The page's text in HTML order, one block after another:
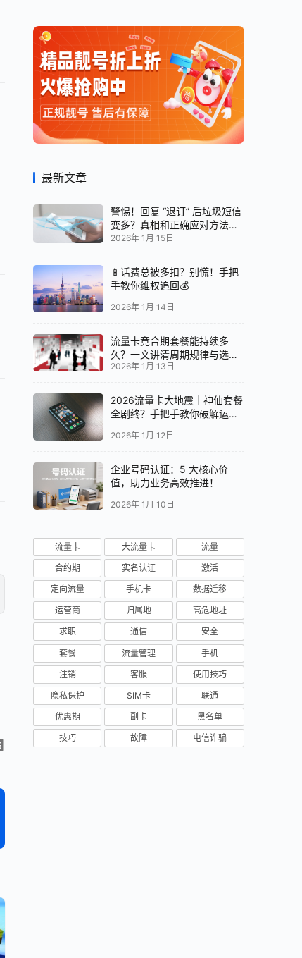
最新文章
警惕！回复 “退订” 后垃圾短信
变多？真相和正确应对方法都
在这
2026年 1月 15日
📱话费总被多扣？别慌！手把
手教你维权追回💰
2026年 1月 14日
流量卡竞合期套餐能持续多
久？一文讲清周期规律与选卡
时机
2026年 1月 13日
2026流量卡大地震｜神仙套餐
全剧终？手把手教你破解运营
2026年 1月 12日
企业号码认证：5 大核心价
值，助力业务高效推进！
2026年 1月 10日
流量卡 大流量卡 流量
合约期 实名认证 激活
定向流量 手机卡 数据迁移
运营商 归属地 高危地址
求职 通信 安全
套餐 流量管理 手机
注销 客服 使用技巧
隐私保护 SIM卡 联通
优惠期 副卡 黑名单
技巧 故障 电信诈骗